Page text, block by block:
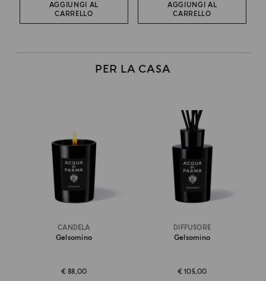
AGGIUNGI AL
CARRELLO
AGGIUNGI AL
CARRELLO
PER LA CASA
CANDELA
Gelsomino
€ 88,00
DIFFUSORE
Gelsomino
€ 105,00